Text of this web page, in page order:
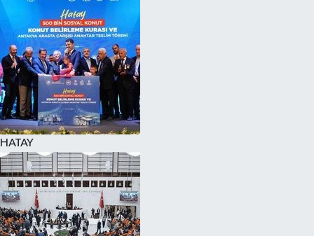
HATAY
Spor
Teknoloji
Yaşam